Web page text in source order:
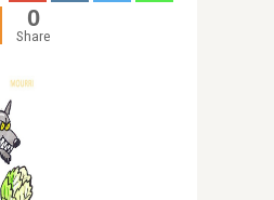
0
Share